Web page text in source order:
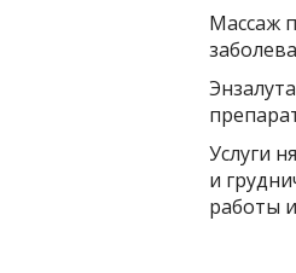
Массаж
Услуги
и
работы